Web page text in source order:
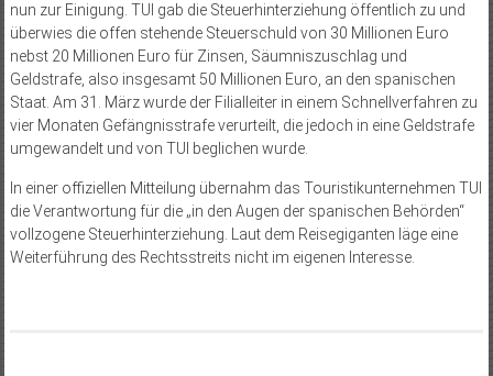
nun zur Einigung. TUI gab die Steuerhinterziehung öffentlich zu und
überwies die offen stehende Steuerschuld von 30 Millionen Euro
nebst 20 Millionen Euro für Zinsen, Säumniszuschlag und
Geldstrafe, also insgesamt 50 Millionen Euro, an den spanischen
Staat. Am 31. März wurde der Filialleiter in einem Schnellverfahren zu
vier Monaten Gefängnisstrafe verurteilt, die jedoch in eine Geldstrafe
umgewandelt und von TUI beglichen wurde.
In einer offiziellen Mitteilung übernahm das Touristikunternehmen TUI
die Verantwortung für die „in den Augen der spanischen Behörden“
vollzogene Steuerhinterziehung. Laut dem Reisegiganten läge eine
Weiterführung des Rechtsstreits nicht im eigenen Interesse.